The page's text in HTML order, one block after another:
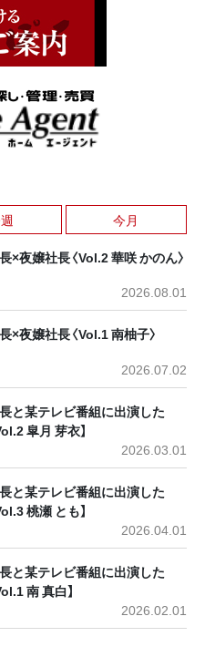
今月
×夜嬢社長〈Vol.2 華咲 かのん〉
2026.08.01
×夜嬢社長〈Vol.1 南柚子〉
2026.07.02
と某テレビ番組に出演した
皐月 芽衣】
2026.03.01
と某テレビ番組に出演した
桃瀬 とも】
2026.04.01
と某テレビ番組に出演した
南 真白】
2026.02.01